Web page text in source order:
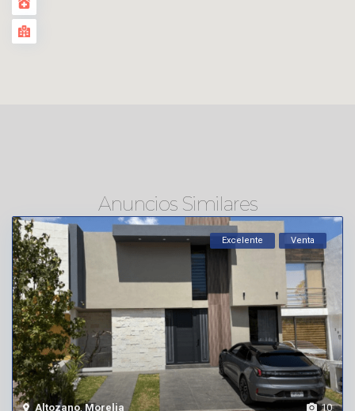
Anuncios Similares
10
Altozano,Morelia
Excelente Venta